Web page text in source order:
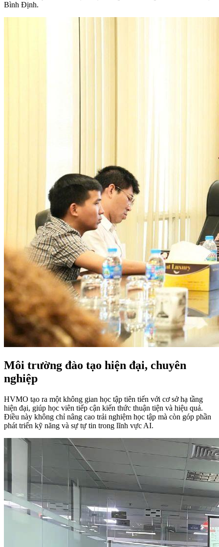
Bình Định.
Môi trường đào tạo hiện đại, chuyên
nghiệp
HVMO tạo ra một không gian học tập tiên tiến với cơ sở hạ tầng
hiện đại, giúp học viên tiếp cận kiến thức thuận tiện và hiệu quả.
Điều này không chỉ nâng cao trải nghiệm học tập mà còn góp phần
phát triển kỹ năng và sự tự tin trong lĩnh vực AI.